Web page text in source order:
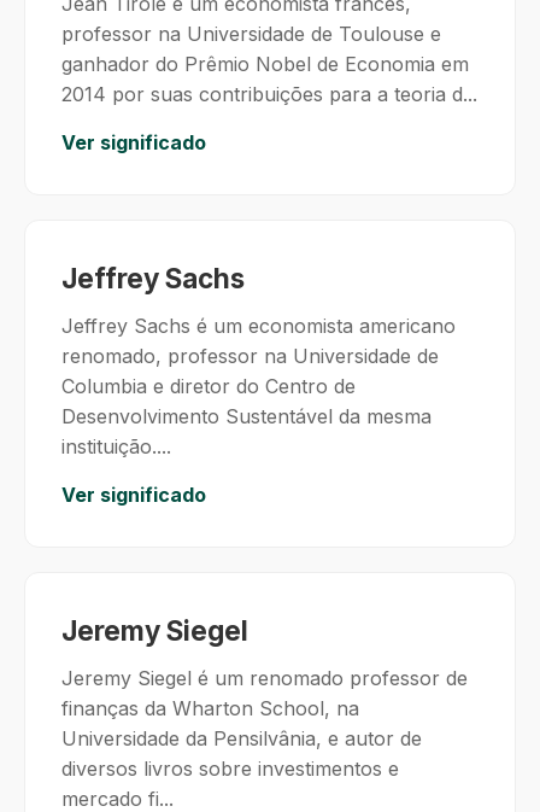
professor na Universidade de Toulouse e
ganhador do Prêmio Nobel de Economia em
2014 por suas contribuições para a teoria d...
Ver significado
Jeffrey Sachs
Jeffrey Sachs é um economista americano
renomado, professor na Universidade de
Columbia e diretor do Centro de
Desenvolvimento Sustentável da mesma
instituição....
Ver significado
Jeremy Siegel
Jeremy Siegel é um renomado professor de
finanças da Wharton School, na
Universidade da Pensilvânia, e autor de
diversos livros sobre investimentos e
mercado fi...